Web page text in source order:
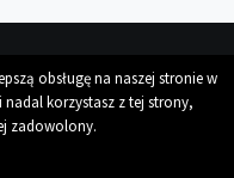
obsługę na naszej stronie w
nadal korzystasz z tej strony,
zadowolony.